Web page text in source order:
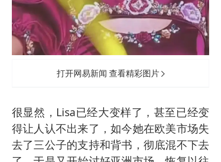
打开网易新闻 查看精彩图片
很显然，Lisa已经大变样了，甚至已经变
得让人认不出来了，如今她在欧美市场失
去了三公子的支持和背书，彻底混不下去